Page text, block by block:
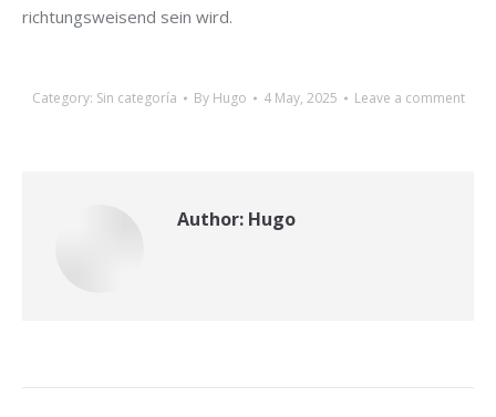
richtungsweisend sein wird.
Category: Sin categoría By Hugo 4 May, 2025 Leave a comment
Author: Hugo